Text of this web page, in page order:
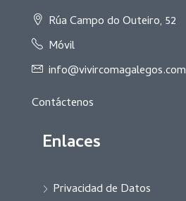
Rúa Campo do Outeiro, 52
Móvil
info@vivircomagalegos.com
Contáctenos
Enlaces
Privacidad de Datos